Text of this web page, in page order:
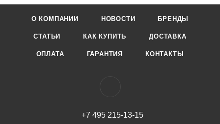
О КОМПАНИИ НОВОСТИ БРЕНДЫ
СТАТЬИ КАК КУПИТЬ ДОСТАВКА
ОПЛАТА ГАРАНТИЯ КОНТАКТЫ
+7 495 215-13-15